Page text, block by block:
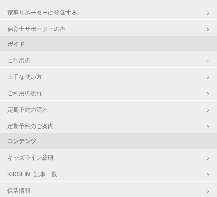
家事サポーターに登録する
保育士サポーターの声
ガイド
ご利用例
上手な使い方
ご利用の流れ
定期予約の流れ
定期予約のご案内
コンテンツ
キッズライン総研
KIDSLINE記事一覧
保活情報